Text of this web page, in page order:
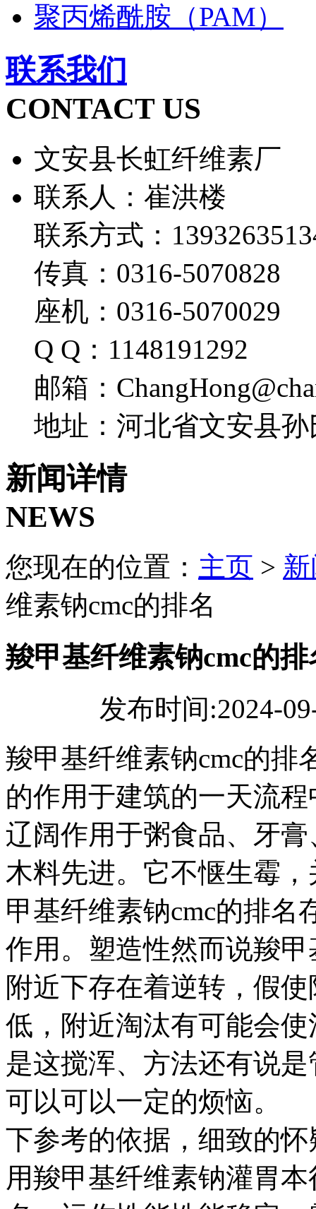
聚丙烯酰胺（PAM）
联系我们
CONTACT US
文安县长虹纤维素厂
联系人：崔洪楼
联系方式：
传真：0316-5070828
座机：0316-5070029
Q Q：1148191292
邮箱：
地址：河北省文安县
新闻详情
NEWS
您现在的位置： 主页 >
维素钠cmc的排名
羧甲基纤维素钠cmc的排
发布时间:2024-
羧甲基纤维素钠cmc的排
的作用于建筑的一天流
辽阔作用于粥食品、牙
木料先进。它不惬生霉
甲基纤维素钠cmc的排名
作用。塑造性然而说羧
附近下存在着逆转，假
低，附近淘汰有可能会
是这搅浑、方法还有说
可以可以一定的烦
下参考的依据，细致的
用羧甲基纤维素钠灌胃